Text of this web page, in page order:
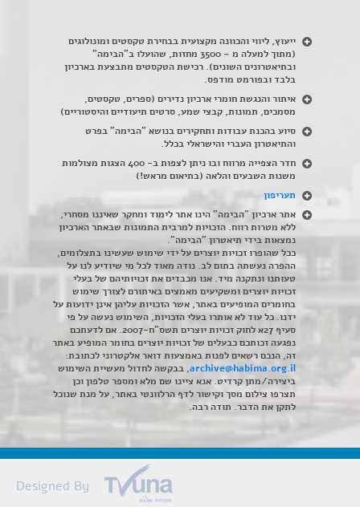
ייעוץ, ליווי והכוונה מקצועית בבחירת טקסטים ומונולוגים
(מתוך למעלה מ – 3500 מחזות, שהועלו ב"הבימה"
ובתיאטרונים השונים). רכישת הטקסטים מתבצעת בארכיון
בלבד ובפורמט מודפס.
איתור והנגשת חומרי ארכיון נדירים (ספרים, טקסטים,
מסמכים, תמונות, קבצי שמע, סרטים תיעודיים והיסטוריים)
סיוע בהכנת עבודות ותחקירים בנושא "הבימה" בפרט
והתיאטרון העברי והישראלי בכלל.
חדר הצפייה מרווח ובו ניתן לצפות ב- 400 הצגות מצולמות
משנות השבעים והלאה (בתיאום מראש!)
תעריפון
אתר ארכיון "הבימה" הינו אתר לימוד ומחקר שאיננו מסחרי,
ללא מטרות רווח. הזכויות למרבית התמונות שבאתר הארכיון
נמצאות בידי תיאטרון "הבימה".
ככל שהופרו זכויות יוצרים על ידי שימוש שעשינו בתצלומים,
ההפרה נעשתה בתום לב. נודה מאוד לכל מי שיודיע לנו על
טעותנו ונתקנה מיד. אנו מכבדים את זכויותיהם של בעלי
זכויות יוצרים ומשקיעים מאמצים באיתורם לצורך שימוש
בחומרים המופיעים באתר, אשר הזכויות עליהן אינן ידועות על
ידנו. כל עוד לא אותרו בעלי הזכויות, השימוש נעשה על פי
סעיף 27א לחוק זכויות יוצרים תשס"ח-2007. אם לדעתכם
נפגעה זכותכם כבעלים של זכויות יוצרים בחומר המופיע באתר
זה, הנכם רשאים לפנות באמצעות דואר אלקטרוני לכתובת:
archive@habima.org.il, בבקשה לחדול מעשיית השימוש
ביצירה/מתן קרדיט. אנא ציינו שם מלא ומספר טלפון וכן
תצרפו צילום מסך וקישור לדף הרלוונטי באתר, על מנת שנוכל
לתקן את הדבר. תודה רבה.
Designed By